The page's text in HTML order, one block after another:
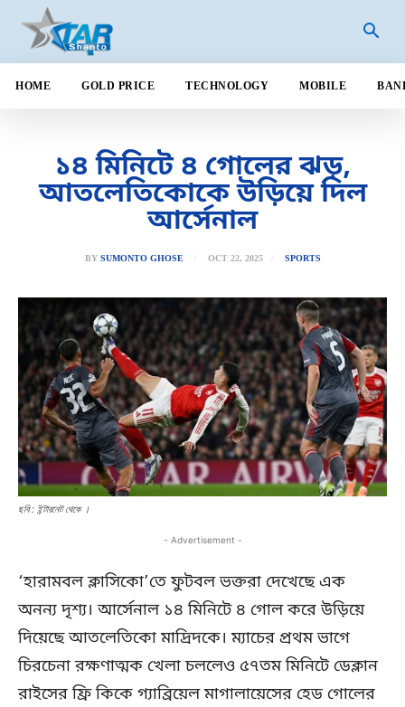
HOME GOLD PRICE TECHNOLOGY MOBILE
১৪ মিনিটে ৪ গোলের ঝড়,
আতলেতিকোকে উড়িয়ে দিল
আর্সেনাল
BY SUMONTO GHOSE OCT 22, 2025 SPORTS
ছবি : ইন্টারনেট থেকে ।
- Advertisement -
‘হারামবল ক্লাসিকো’তে ফুটবল ভক্তরা দেখেছে এক
অনন্য দৃশ্য। আর্সেনাল ১৪ মিনিটে ৪ গোল করে উড়িয়ে
দিয়েছে আতলেতিকো মাদ্রিদকে। ম্যাচের প্রথম ভাগে
চিরচেনা রক্ষণাত্মক খেলা চললেও ৫৭তম মিনিটে ডেক্লান
রাইসের ফ্রি কিকে গ্যাব্রিয়েল মাগালায়েসের হেড গোলের